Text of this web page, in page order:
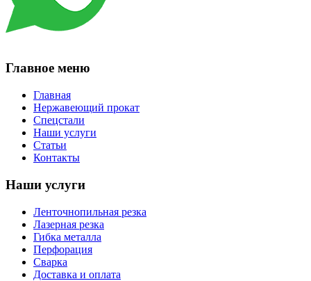
Главное меню
Главная
Нержавеющий прокат
Спецстали
Наши услуги
Статьи
Контакты
Наши услуги
Ленточнопильная резка
Лазерная резка
Гибка металла
Перфорация
Сварка
Доставка и оплата